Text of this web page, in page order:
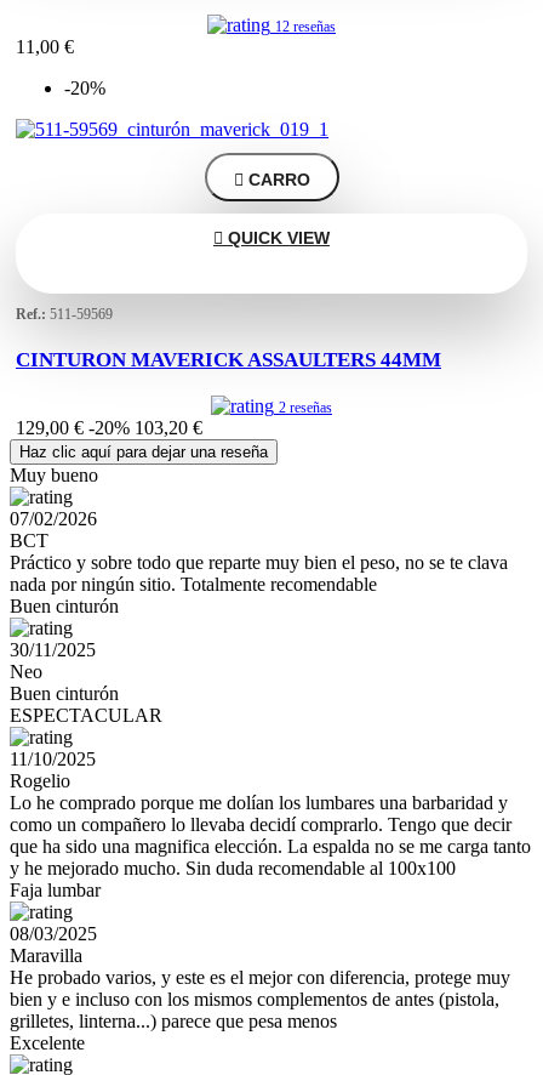
12 reseñas
11,00 €
-20%
 CARRO
 QUICK VIEW
Ref.: 511-59569
CINTURON MAVERICK ASSAULTERS 44MM
2 reseñas
129,00 € -20% 103,20 €
Haz clic aquí para dejar una reseña
Muy bueno
07/02/2026
BCT
Práctico y sobre todo que reparte muy bien el peso, no se te clava
nada por ningún sitio. Totalmente recomendable
Buen cinturón
30/11/2025
Neo
Buen cinturón
ESPECTACULAR
11/10/2025
Rogelio
Lo he comprado porque me dolían los lumbares una barbaridad y
como un compañero lo llevaba decidí comprarlo. Tengo que decir
que ha sido una magnifica elección. La espalda no se me carga tanto
y he mejorado mucho. Sin duda recomendable al 100x100
Faja lumbar
08/03/2025
Maravilla
He probado varios, y este es el mejor con diferencia, protege muy
bien y e incluso con los mismos complementos de antes (pistola,
grilletes, linterna...) parece que pesa menos
Excelente